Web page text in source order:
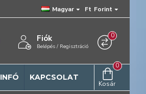
Magyar Ft Forint
Fiók
Belépés / Regisztráció
0
INFÓ KAPCSOLAT
Kosár
0